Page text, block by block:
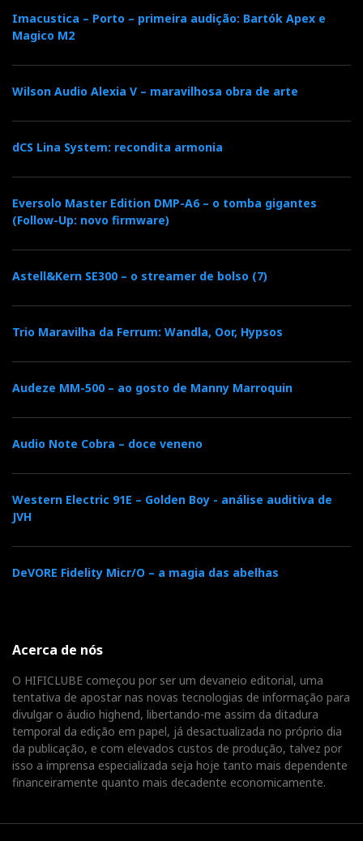
Imacustica – Porto – primeira audição: Bartók Apex e
Magico M2
Wilson Audio Alexia V – maravilhosa obra de arte
dCS Lina System: recondita armonia
Eversolo Master Edition DMP-A6 – o tomba gigantes
(Follow-Up: novo firmware)
Astell&Kern SE300 – o streamer de bolso (7)
Trio Maravilha da Ferrum: Wandla, Oor, Hypsos
Audeze MM-500 – ao gosto de Manny Marroquin
Audio Note Cobra – doce veneno
Western Electric 91E – Golden Boy - análise auditiva de
JVH
DeVORE Fidelity Micr/O – a magia das abelhas
Acerca de nós
O HIFICLUBE começou por ser um devaneio editorial, uma
tentativa de apostar nas novas tecnologias de informação para
divulgar o áudio highend, libertando-me assim da ditadura
temporal da edição em papel, já desactualizada no próprio dia
da publicação, e com elevados custos de produção, talvez por
isso a imprensa especializada seja hoje tanto mais dependente
financeiramente quanto mais decadente economicamente.